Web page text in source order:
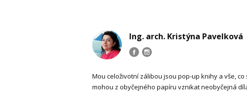
Ing. arch. Kristýna Pavelková
Mou celoživotní zálibou jsou pop-up knihy a vše,
mohou z obyčejného papíru vznikat neobyčejná